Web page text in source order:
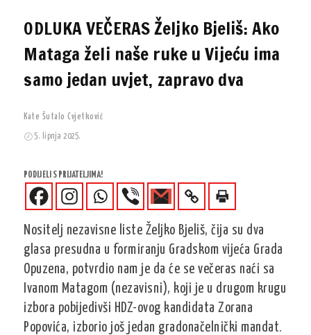
ODLUKA VEČERAS Željko Bjeliš: Ako
Mataga želi naše ruke u Vijeću ima
samo jedan uvjet, zapravo dva
Kate Šutalo Cvjetković
5. lipnja 2025.
PODIJELI S PRIJATELJIMA!
Nositelj nezavisne liste Željko Bjeliš, čija su dva
glasa presudna u formiranju Gradskom vijeća Grada
Opuzena, potvrdio nam je da će se večeras naći sa
Ivanom Matagom (nezavisni), koji je u drugom krugu
izbora pobijedivši HDZ-ovog kandidata Zorana
Popovića, izborio još jedan gradonačelnički mandat.